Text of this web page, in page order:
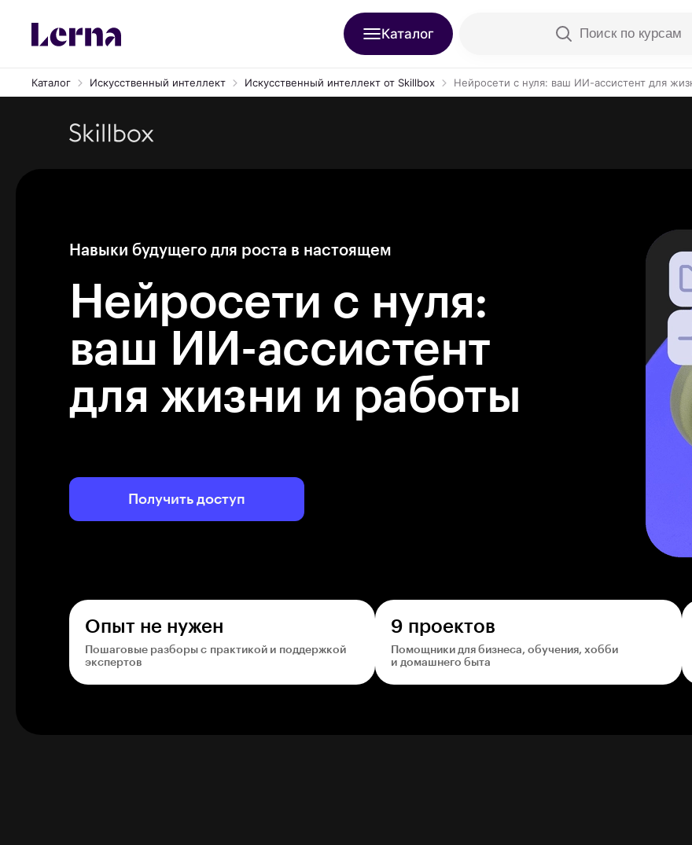
Каталог Поиск по курсам
Каталог Искусственный интеллект Искусственный интеллект от Skillbox Нейросети с нуля: ваш ИИ-ассистент для
Нейросети с нуля:
ваш ИИ-ассистент
для жизни и работы
Навыки будущего для роста в настоящем
Получить доступ
Опыт не нужен
Пошаговые разборы с практикой и поддержкой
экспертов
9 проектов
Помощники для бизнеса, обучения, хобби
и домашнего быта